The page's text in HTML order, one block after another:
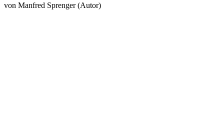
von Manfred Sprenger (Autor)